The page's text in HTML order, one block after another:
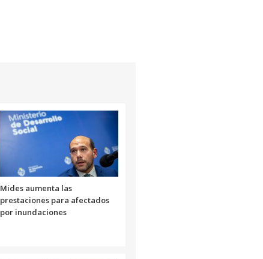
Mides aumenta las
prestaciones para afectados
por inundaciones